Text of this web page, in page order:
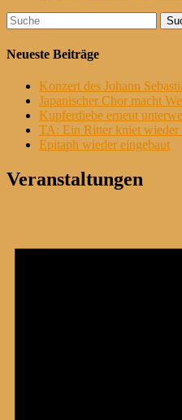
Suche
nach:
Neueste Beiträge
Konzert des Johann
Japanischer Chor macht
Kupferdiebe erneut
TA: Ein Ritter kniet
Epitaph wieder eingebaut
Veranstaltungen